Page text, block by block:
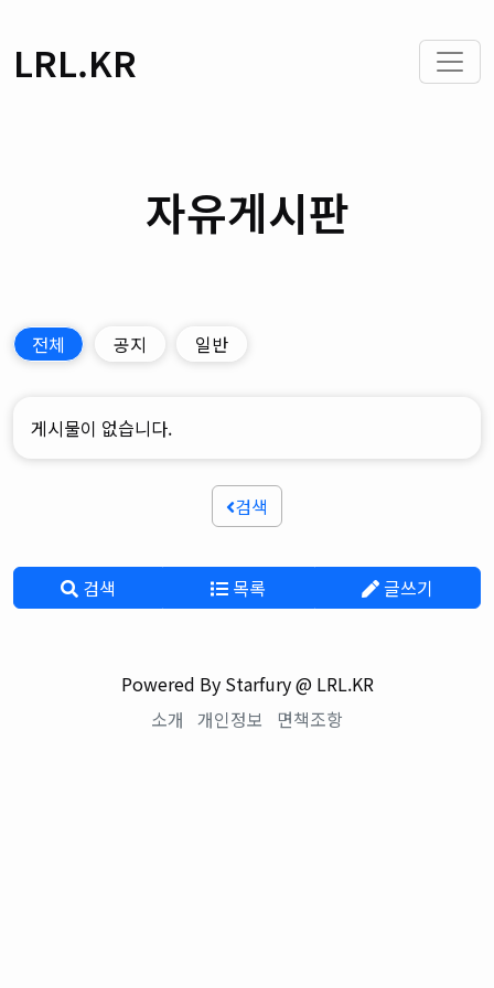
LRL.KR
자유게시판
전체 공지 일반
게시물이 없습니다.
검색
검색 목록 글쓰기
Powered By Starfury @ LRL.KR
소개 개인정보 면책조항